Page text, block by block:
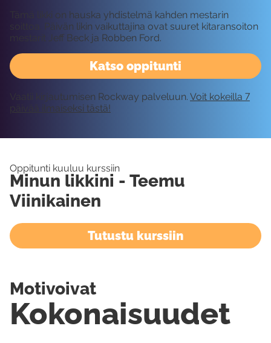
Katso oppitunti
Tämä likki on hauska yhdistelmä kahden mestarin
soittoa. Päivän likin vaikuttajina ovat suuret kitaransoiton
mestarit Jeff Beck ja Robben Ford.
Vaatii kirjautumisen Rockway palveluun. Voit kokeilla 7
päivää ilmaiseksi tästä!
Oppitunti kuuluu kurssiin
Minun likkini - Teemu
Viinikainen
Tutustu kurssiin
Kokonaisuudet
Motivoivat